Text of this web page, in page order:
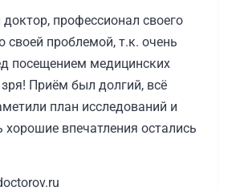
профессионал своего
своей проблемой, т.к. очень
посещением медицинских
Приём был долгий, всё
план исследований и
хорошие впечатления остались